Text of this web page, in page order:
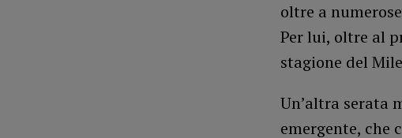
oltre a
Per lui, oltre al
stagione del
Un’altra serata
emergente, che